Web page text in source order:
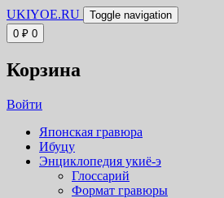
UKIYOE.RU
Toggle navigation
0 ₽ 0
Корзина
Войти
Японская гравюра
Ибуцу
Энциклопедия укиё-э
Глоссарий
Формат гравюры